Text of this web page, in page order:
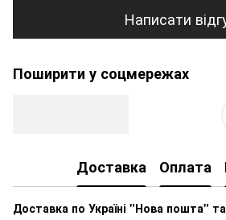
Написати
Поширити у соцмережах
Доставка Оплата
Доставка по Україні "Нова пошта"